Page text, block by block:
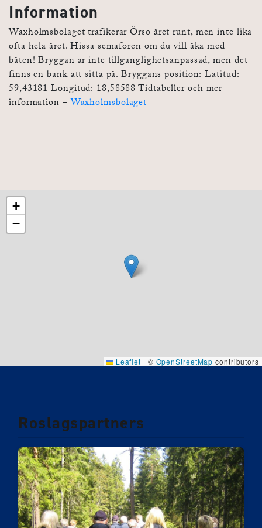
Information
Waxholmsbolaget trafikerar Örsö året runt, men inte lika
ofta hela året. Hissa semaforen om du vill åka med
båten! Bryggan är inte tillgänglighetsanpassad, men det
finns en bänk att sitta på. Bryggans position: Latitud:
59,43181 Longitud: 18,58588 Tidtabeller och mer
information –Waxholmsbolaget
+
−
Leaflet | © OpenStreetMap contributors
Roslagspartners